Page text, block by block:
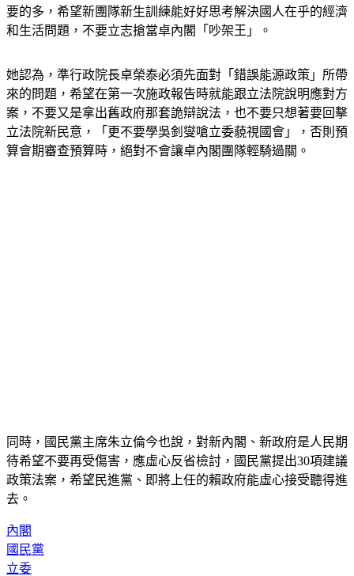
要的多，希望新團隊新生訓練能好好思考解決國人在乎的經濟
和生活問題，不要立志搶當卓內閣「吵架王」。
她認為，準行政院長卓榮泰必須先面對「錯誤能源政策」所帶
來的問題，希望在第一次施政報告時就能跟立法院說明應對方
案，不要又是拿出舊政府那套詭辯說法，也不要只想著要回擊
立法院新民意，「更不要學吳釗燮嗆立委藐視國會」，否則預
算會期審查預算時，絕對不會讓卓內閣團隊輕騎過關。
同時，國民黨主席朱立倫今也說，對新內閣、新政府是人民期
待希望不要再受傷害，應虛心反省檢討，國民黨提出30項建議
政策法案，希望民進黨、即將上任的賴政府能虛心接受聽得進
去。
內閣
國民黨
立委